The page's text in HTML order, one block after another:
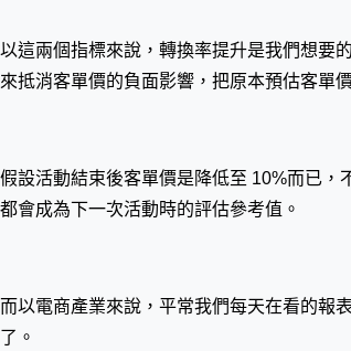
以這兩個指標來說，轉換率提升是我們想要
來抵消客單價的負面影響，把原本預估客單
假設活動結束後客單價是降低至 10%而已
都會成為下一次活動時的評估參考值。
而以電商產業來說，平常我們每天在看的報
了。